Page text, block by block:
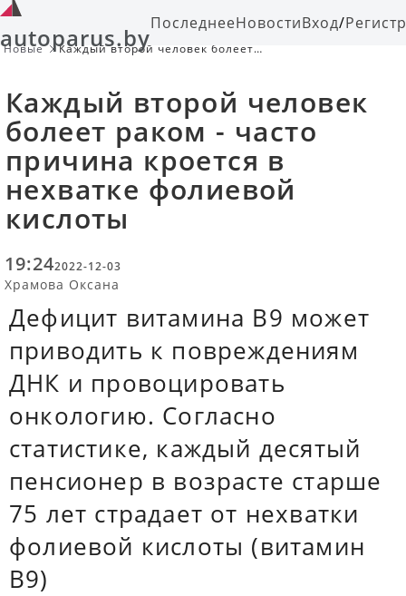
autoparus.byПоследнееНовостиВход/
Новые
Каждый второй человек болеет
Каждый второй человек
болеет раком - часто
причина кроется в
нехватке фолиевой
кислоты
19:242022-12-03
Храмова Оксана
Дефицит витамина В9 может
приводить к повреждениям
ДНК и провоцировать
онкологию. Согласно
статистике, каждый десятый
пенсионер в возрасте старше
75 лет страдает от нехватки
фолиевой кислоты (витамин
В9)